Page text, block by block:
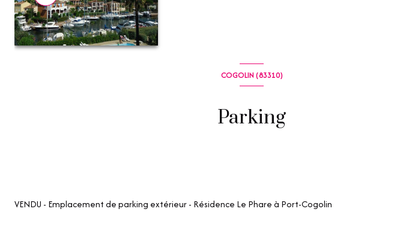
COGOLIN (83310)
Parking
VENDU - Emplacement de parking extérieur - Résidence Le Phare à Port-Cogolin